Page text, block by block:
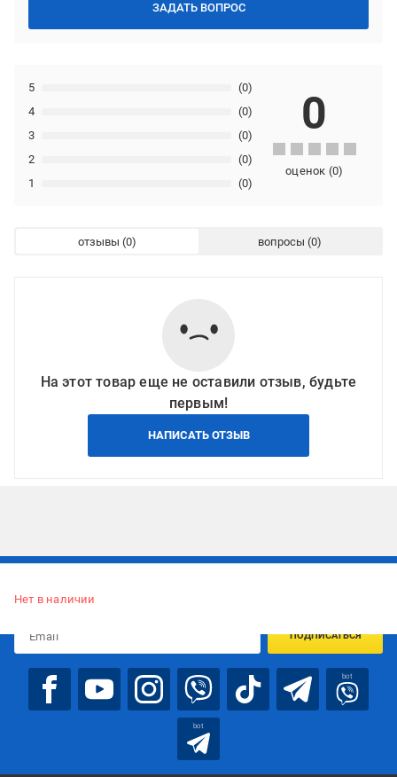
ЗАДАТЬ ВОПРОС
1 (0)
2 (0)
3 (0)
4 (0)
5 (0)
0
оценок (0)
отзывы вопросы
На этот товар еще не оставили отзыв, будьте
первым!
НАПИСАТЬ ОТЗЫВ
Нет в наличии
ПОДПИСАТЬСЯ
bot
bot